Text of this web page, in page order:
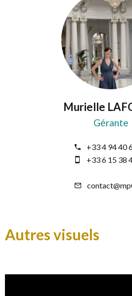
Murielle
Gérante
+33 4 94 40
+33 6 15 38
Autres visuels